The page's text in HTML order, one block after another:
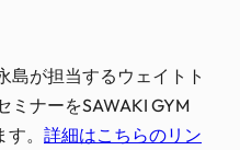
島が担当するウェイトト
ミナーをSAWAKI GYM
。 詳細はこちらのリン